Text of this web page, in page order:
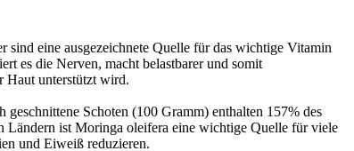
eine ausgezeichnete Quelle für das wichtige Vitamin
es die Nerven, macht belastbarer und somit
Haut unterstützt wird.
Schoten (100 Gramm) enthalten 157% des
ist Moringa oleifera eine wichtige Quelle für viele
und Eiweiß reduzieren.